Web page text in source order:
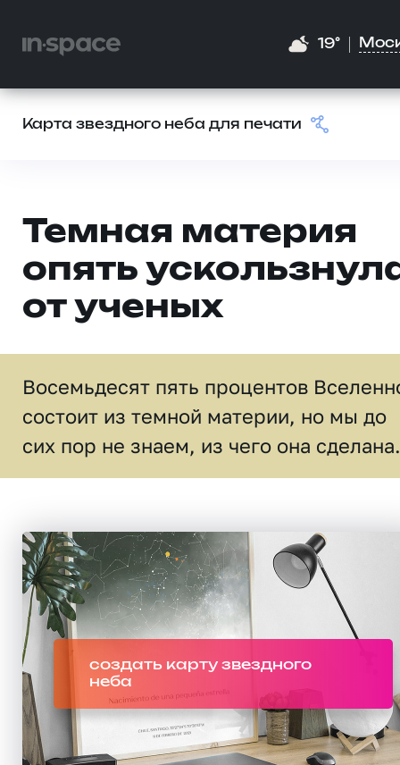
19°
Карта звездного неба для печати
Темная материя
опять
от ученых
Восемьдесят пять процентов
состоит из темной материи, но мы до
сих пор не знаем, из чего она сделана.
создать карту звездного
неба